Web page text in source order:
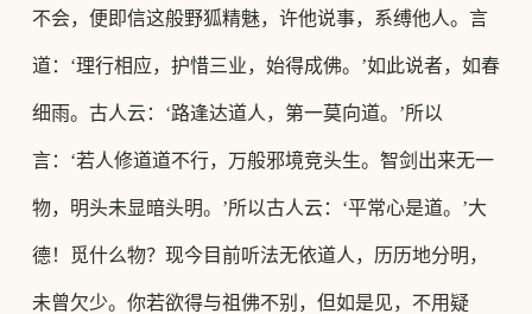
不会，便即信这般野狐精魅，许他说事，系缚他人。言
道：‘理行相应，护惜三业，始得成佛。’如此说者，如春
细雨。古人云：‘路逢达道人，第一莫向道。’所以
言：‘若人修道道不行，万般邪境竞头生。 智剑出来无一
物，明头未显暗头明。 ’所以古人云：‘平常心是道。’大
德！觅什么物？现今目前听法无依道人，历历地分明，
未曾欠少。你若欲得与祖佛不别，但如是见，不用疑